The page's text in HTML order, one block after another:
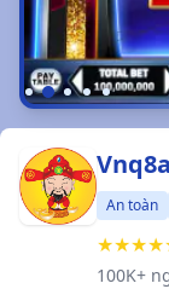
Vnq8a
An toàn
100K+